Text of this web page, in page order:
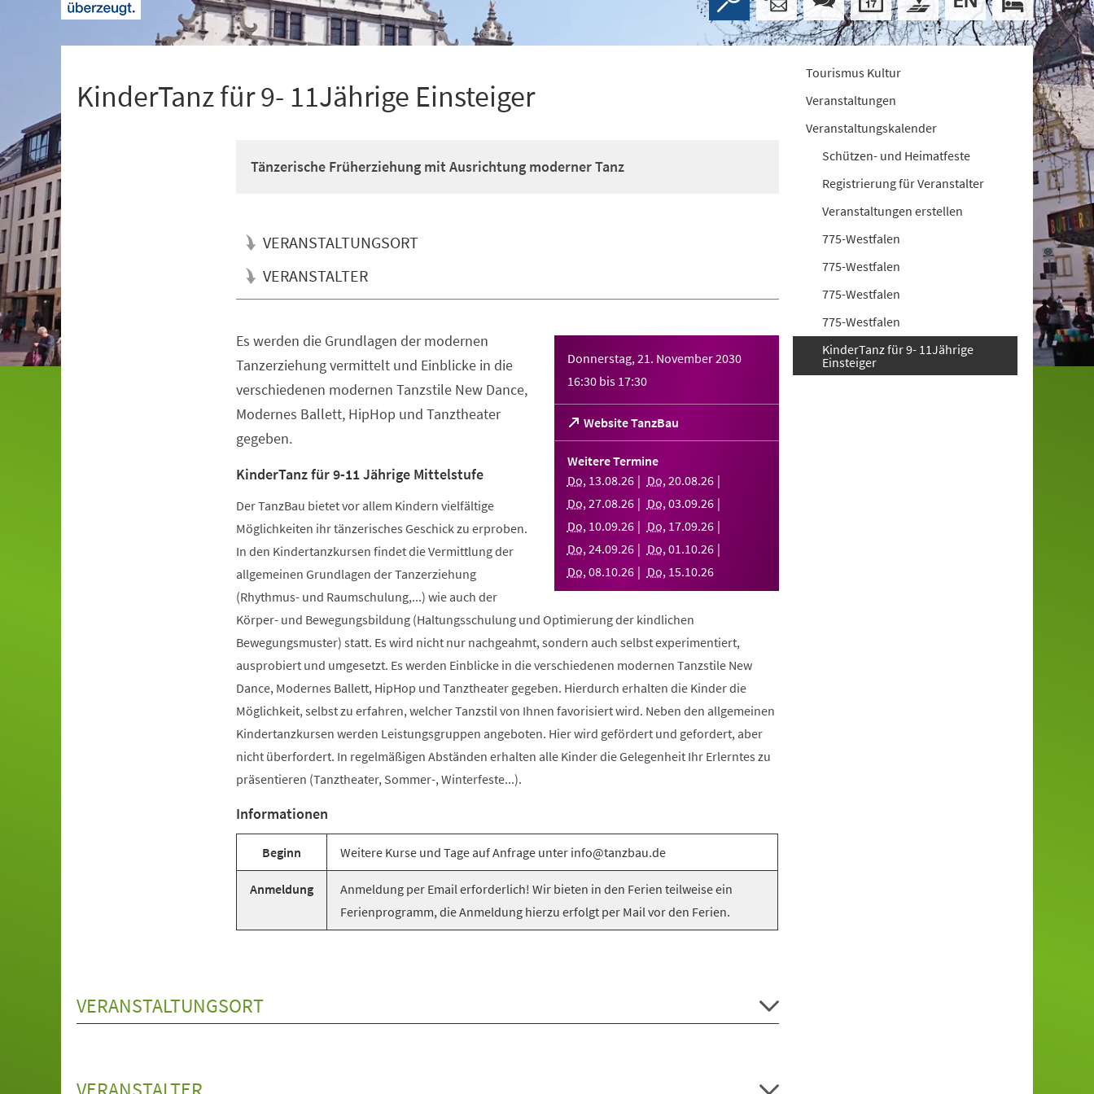
KinderTanz für 9- 11Jährige Einsteiger
Tänzerische Früherziehung mit Ausrichtung moderner Tanz
VERANSTALTUNGSORT
VERANSTALTER
Donnerstag, 21. November 2030
16:30 bis 17:30
Website TanzBau
(Öffnet
in
einem
Tab)
Weitere Termine
Do, 13.08.26 Do,20.08.26
Do,27.08.26 Do,03.09.26
Do, 10.09.26 Do, 17.09.26
Do,24.09.26 Do,01.10.26
Do,08.10.26 Do, 15.10.26
Es werden die Grundlagen der modernen
Tanzerziehung vermittelt und Einblicke in die
verschiedenen modernen Tanzstile New Dance,
Modernes Ballett, HipHop und Tanztheater
gegeben.
KinderTanz für 9-11 Jährige Mittelstufe
Der TanzBau bietet vor allem Kindern vielfältige
Möglichkeiten ihr tänzerisches Geschick zu erproben.
In den Kindertanzkursen findet die Vermittlung der
allgemeinen Grundlagen der Tanzerziehung
(Rhythmus- und Raumschulung,...) wie auch der
Körper- und Bewegungsbildung (Haltungsschulung und Optimierung der kindlichen
Bewegungsmuster) statt. Es wird nicht nur nachgeahmt, sondern auch selbst experimentiert,
ausprobiert und umgesetzt. Es werden Einblicke in die verschiedenen modernen Tanzstile New
Dance, Modernes Ballett, HipHop und Tanztheater gegeben. Hierdurch erhalten die Kinder die
Möglichkeit, selbst zu erfahren, welcher Tanzstil von Ihnen favorisiert wird. Neben den allgemeinen
Kindertanzkursen werden Leistungsgruppen angeboten. Hier wird gefördert und gefordert, aber
nicht überfordert. In regelmäßigen Abständen erhalten alle Kinder die Gelegenheit Ihr Erlerntes zu
präsentieren (Tanztheater, Sommer-, Winterfeste...).
Informationen
Beginn Weitere Kurse und Tage auf Anfrage unter info@tanzbau.de
Anmeldung
Anmeldung per Email erforderlich! Wir bieten in den Ferien teilweise ein
Ferienprogramm, die Anmeldung hierzu erfolgt per Mail vor den Ferien.
VERANSTALTUNGSORT
Tourismus Kultur
Veranstaltungen
Veranstaltungskalender
Schützen- und Heimatfeste
Registrierung für Veranstalter
Veranstaltungen erstellen
775-Westfalen
775-Westfalen
775-Westfalen
775-Westfalen
KinderTanz für 9- 11Jährige
Einsteiger